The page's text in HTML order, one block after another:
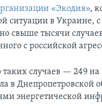
«Экодия»,
ситуации в Украине,
свыше тысячи
с российской
таких случаев — 249
в Днепропетровской
энергетической